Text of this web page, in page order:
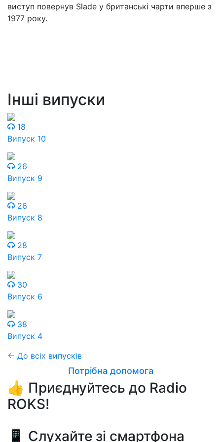
виступ повернув Slade у британські чарти вперше з
1977 року.
Інші випуски
18
Випуск 10
26
Випуск 9
26
Випуск 8
28
Випуск 7
30
Випуск 6
38
Випуск 4
← До всіх випусків
Потрібна допомога
👍 Приєднуйтесь до Radio
ROKS!
📱 Слухайте зі смартфона